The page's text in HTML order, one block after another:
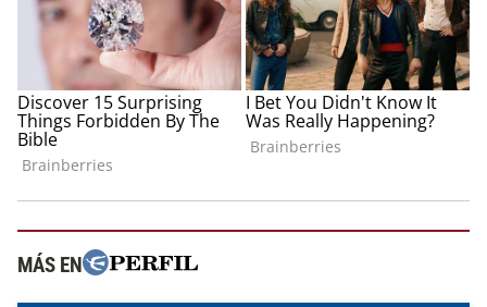
MÁS EN